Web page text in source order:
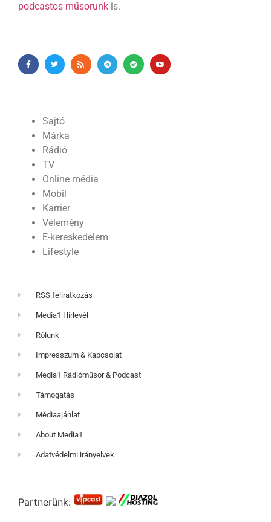
podcastos műsorunk is.
Sajtó
Márka
Rádió
TV
Online média
Mobil
Karrier
Vélemény
E-kereskedelem
Lifestyle
RSS feliratkozás
Media1 Hírlevél
Rólunk
Impresszum & Kapcsolat
Media1 Rádióműsor & Podcast
Támogatás
Médiaajánlat
About Media1
Adatvédelmi irányelvek
Partnerünk: